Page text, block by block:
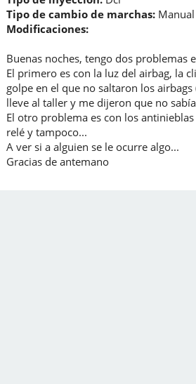
Tipo de cambio de marchas:
Modificaciones:
Buenas noches, tengo dos problemas
El primero es con la luz del airbag, la
golpe en el que no saltaron los
lleve al taller y me dijeron que no
El otro problema es con los
relé y tampoco...
A ver si a alguien se le ocurre algo...
Gracias de antemano